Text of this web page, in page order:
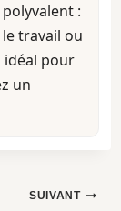
:
travail ou
idéal pour
un
SUIVANT